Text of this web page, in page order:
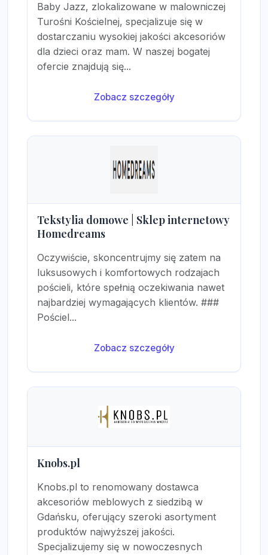
Baby Jazz, zlokalizowane w malowniczej
Turośni Kościelnej, specjalizuje się w
dostarczaniu wysokiej jakości akcesoriów
dla dzieci oraz mam. W naszej bogatej
ofercie znajdują się...
Zobacz szczegóły
Tekstylia domowe | Sklep internetowy
Homedreams
Oczywiście, skoncentrujmy się zatem na
luksusowych i komfortowych rodzajach
pościeli, które spełnią oczekiwania nawet
najbardziej wymagających klientów. ###
Pościel...
Zobacz szczegóły
Knobs.pl
Knobs.pl to renomowany dostawca
akcesoriów meblowych z siedzibą w
Gdańsku, oferujący szeroki asortyment
produktów najwyższej jakości.
Specjalizujemy się w nowoczesnych